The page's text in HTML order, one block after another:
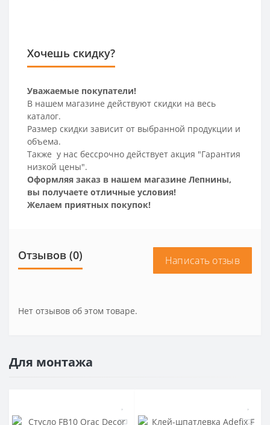
Хочешь скидку?
Уважаемые покупатели!
В нашем магазине действуют скидки на весь
каталог.
Размер скидки зависит от выбранной продукции и
объема.
Также у нас бессрочно действует акция "Гарантия
низкой цены".
Оформляя заказ в нашем магазине Лепнины,
вы получаете отличные условия!
Желаем приятных покупок!
Отзывов (0) Написать отзыв
Нет отзывов об этом товаре.
Для монтажа